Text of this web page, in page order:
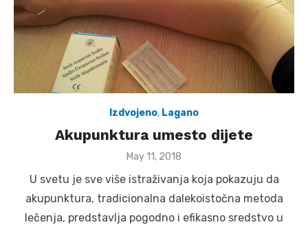
Izdvojeno, Lagano
Akupunktura umesto dijete
Posted
May 11, 2018
U svetu je sve više istraživanja koja pokazuju da
akupunktura, tradicionalna dalekoistočna metoda
lečenja, predstavlja pogodno i efikasno sredstvo u